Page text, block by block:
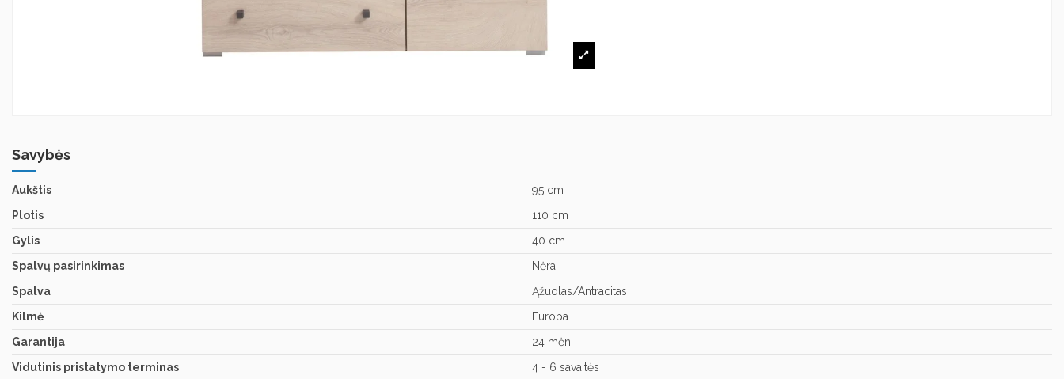
Savybės
Aukštis
95 cm
Plotis
110 cm
Gylis
40 cm
Spalvų pasirinkimas
Nėra
Spalva
Ąžuolas/Antracitas
Kilmė
Europa
Garantija
24 mėn.
Vidutinis pristatymo terminas
4 - 6 savaitės